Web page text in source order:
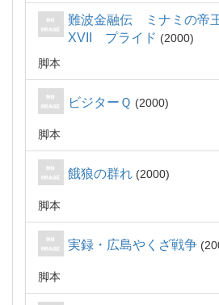
難波金融伝 ミナミの
XVII プライド
2000
脚本
ビジターＱ 2000
脚本
餓狼の群れ 2000
脚本
実録・広島やくざ戦争
脚本